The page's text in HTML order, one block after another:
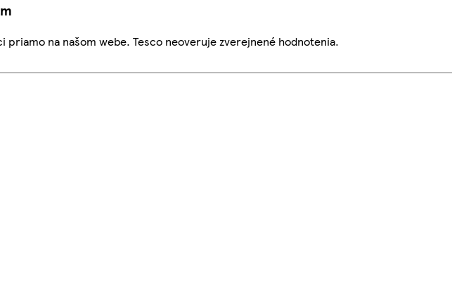
priamo na našom webe. Tesco neoveruje zverejnené hodnotenia.